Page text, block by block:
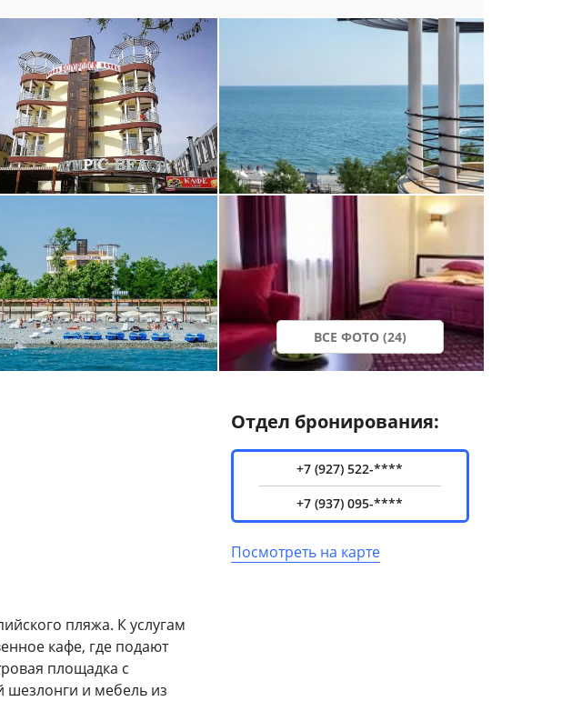
ВСЕ ФОТО (24)
пляжа. К услугам
кафе, где подают
площадка с
и мебель из
Отдел бронирования:
+7 (927) 522-****
+7 (937) 095-****
Посмотреть на карте